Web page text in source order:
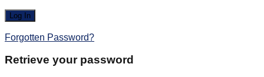
Forgotten Password?
Retrieve your password